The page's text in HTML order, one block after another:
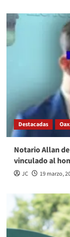
Destacadas
Notario Allan
vinculado al
JC 19 marzo,